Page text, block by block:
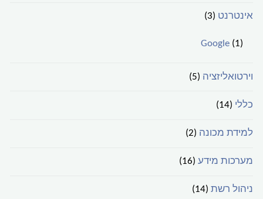
אינטרנט (3)
Google(1)
וירטואליזציה (5)
כללי (14)
למידת מכונה (2)
מערכות מידע (16)
ניהול רשת (14)